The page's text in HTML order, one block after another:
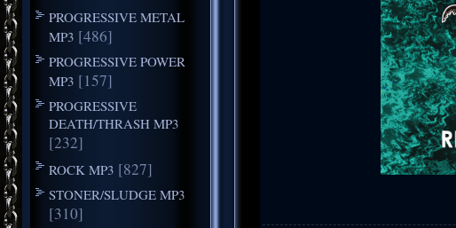
PROGRESSIVE METAL
MP3 [486]
PROGRESSIVE POWER
MP3 [157]
PROGRESSIVE
DEATH/THRASH MP3
[232]
ROCK MP3 [827]
STONER/SLUDGE MP3
[310]